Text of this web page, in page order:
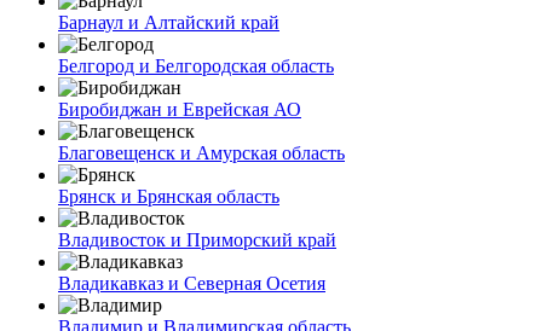
Барнаул и Алтайский край
Белгород и Белгородская область
Биробиджан и Еврейская АО
Благовещенск и Амурская область
Брянск и Брянская область
Владивосток и Приморский край
Владикавказ и Северная Осетия
Владимир и Владимирская область